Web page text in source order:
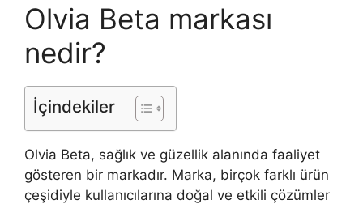
Olvia Beta markası
nedir?
İçindekiler
Olvia Beta, sağlık ve güzellik alanında faaliyet
gösteren bir markadır. Marka, birçok farklı ürün
çeşidiyle kullanıcılarına doğal ve etkili çözümler